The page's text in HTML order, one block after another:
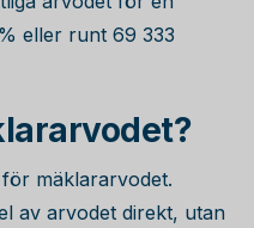
eller runt 69 333
mäklararvodet.
av arvodet direkt, utan